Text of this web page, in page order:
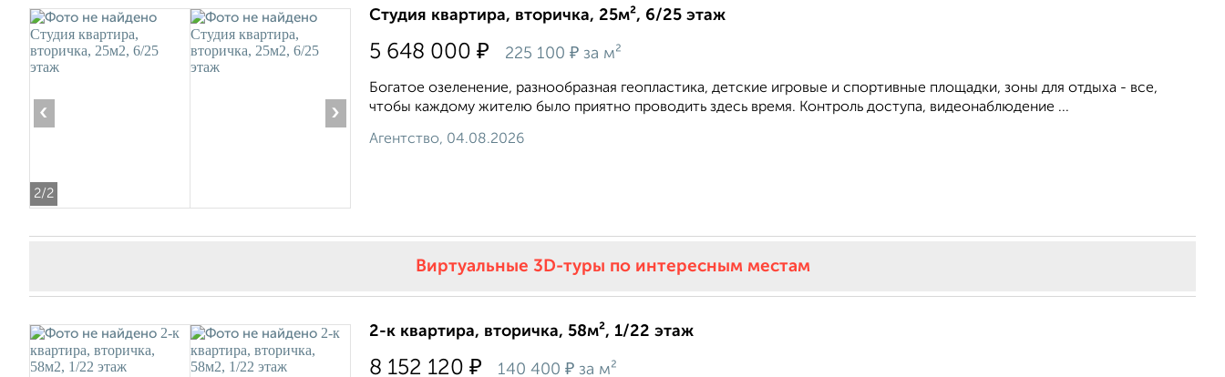
2/2
‹ ›
Студия квартира, вторичка, 25м², 6/25 этаж
5 648 000 ₽ 225 100 ₽ за м²
Богатое озеленение, разнообразная геопластика, детские игровые и спортивные площадки, зоны для отдыха - все,
чтобы каждому жителю было приятно проводить здесь время. Контроль доступа, видеонаблюдение ...
Агентство, 04.08.2026
Виртуальные 3D-туры по интересным местам
2-к квартира, вторичка, 58м², 1/22 этаж
8 152 120 ₽ 140 400 ₽ за м²